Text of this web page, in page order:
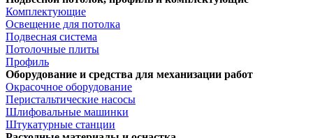
Комплектующие
Освещение для потолка
Подвесная система
Потолочные плиты
Профиль
Оборудование и средства для механизации работ
Окрасочное оборудование
Перистальтические насосы
Шлифовальные машинки
Штукатурные станции